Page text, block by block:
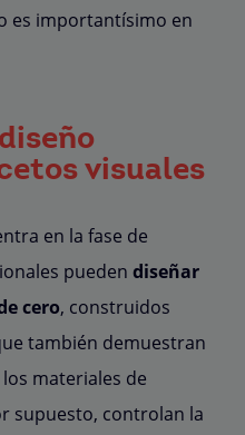
es importantísimo en
visuales
en la fase de
pueden diseñar
cero, construidos
también demuestran
materiales de
supuesto, controlan la